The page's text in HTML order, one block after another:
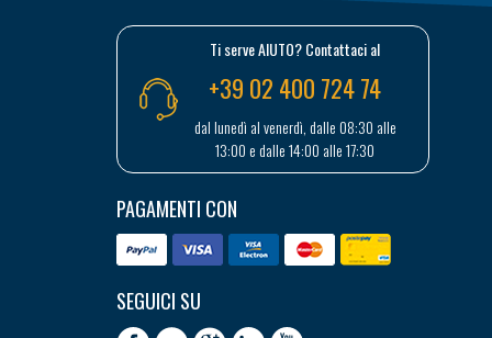
Ti serve AIUTO? Contattaci al
+39 02 400 724 74
dal lunedì al venerdì, dalle 08:30 alle
13:00 e dalle 14:00 alle 17:30
PAGAMENTI CON
SEGUICI SU